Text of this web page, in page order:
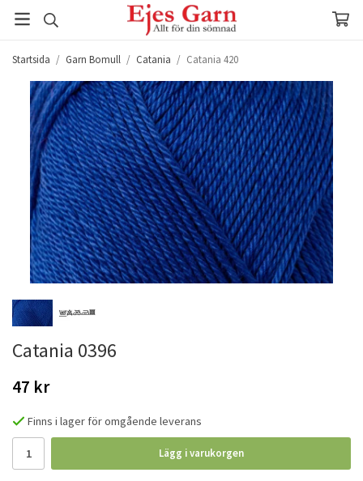
Startsida / Garn Bomull / Catania / Catania 420
Catania 0396
47 kr
Finns i lager för omgående leverans
Lägg i varukorgen